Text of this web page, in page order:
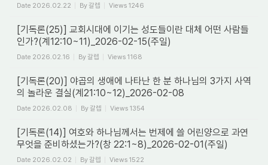
Date 2026.02.22 By갈렙 Views 1246
[기독론(25)] 교회시대에 이기는 성도들이란 대체 어떤 사람들
인가?(계12:10~11)_2026-02-15(주일)
Date 2026.02.16 By갈렙 Views 1168
[기독론(20)] 야곱의 생애에 나타난 한 분 하나님의 3가지 사역
의 놀라운 결실(계21:10~12)_2026-02-08
Date 2026.02.08 By갈렙 Views 1354
[기독론(14)] 여호와 하나님께서는 번제에 쓸 어린양으로 과연
무엇을 준비하셨는가?(창 22:1~8)_2026-02-01(주일)
Date 2026.02.02 By갈렙 Views 1522